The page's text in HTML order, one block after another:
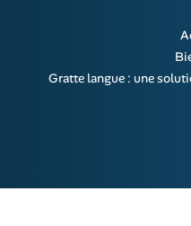
Gratte langue : une